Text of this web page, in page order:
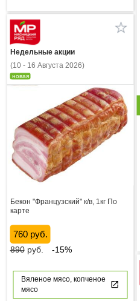
Недельные акции
(10 - 16 Августа 2026)
новая
Бекон "Французский" к/в, 1кг По
карте
760 руб.
890руб. -15%
Вяленое мясо, копченое
мясо